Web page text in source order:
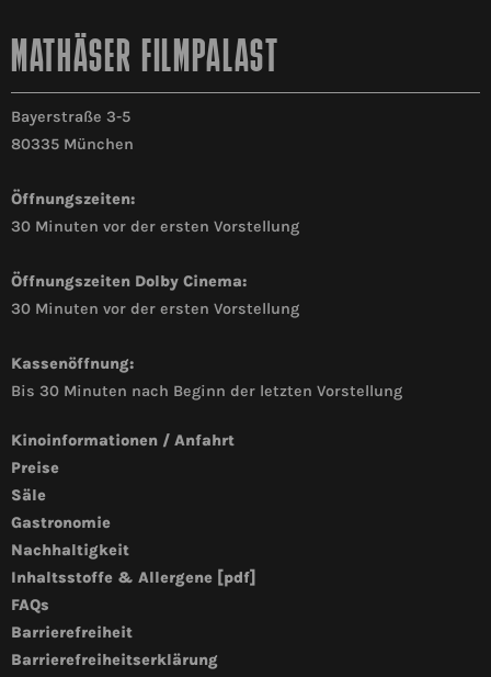
MATHÄSER FILMPALAST
Bayerstraße 3-5
80335 München
Öffnungszeiten:
30 Minuten vor der ersten Vorstellung
Öffnungszeiten Dolby Cinema:
30 Minuten vor der ersten Vorstellung
Kassenöffnung:
Bis 30 Minuten nach Beginn der letzten Vorstellung
Kinoinformationen / Anfahrt
Preise
Säle
Gastronomie
Nachhaltigkeit
Inhaltsstoffe & Allergene [pdf]
FAQs
Barrierefreiheit
Barrierefreiheitserklärung